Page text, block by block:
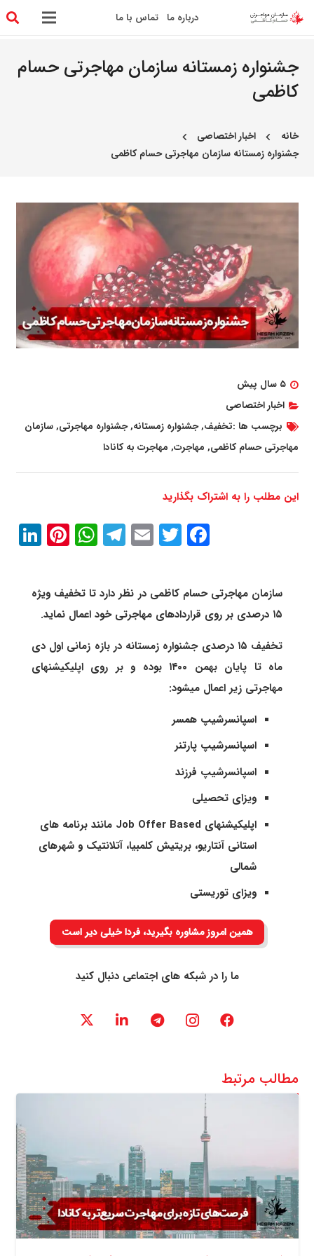
درباره ما تماس با ما
جشنواره زمستانه سازمان مهاجرتی حسام
کاظمی
خانه chevron_left اخبار اختصاصی chevron_left
جشنواره زمستانه سازمان مهاجرتی حسام کاظمی
۵ سال پیش
اخبار اختصاصی
برچسب ها :تخفیف,جشنواره زمستانه,جشنواره مهاجرتی,سازمان
مهاجرتی حسام کاظمی, مهاجرت, مهاجرت به کانادا
این مطلب را به اشتراک بگذارید
Facebook
Twitter
Email
Telegram
سازمان مهاجرتی حسام کاظمی در نظر دارد تا تخفیف ویژه
۱۵ درصدی بر روی قراردادهای مهاجرتی خود اعمال نماید.
تخفیف ۱۵ درصدی جشنواره زمستانه در بازه زمانی اول دی
ماه تا پایان بهمن ۱۴۰۰ بوده و بر روی اپلیکیشنهای
مهاجرتی زیر اعمال میشود:
اسپانسرشیپ همسر
اسپانسرشیپ پارتنر
اسپانسرشیپ فرزند
ویزای تحصیلی
اپلیکیشنهای Job Offer Based مانند برنامه های
استانی آنتاریو، بریتیش کلمبیا، آتلانتیک و شهرهای
شمالی
ویزای توریستی
همین امروز مشاوره بگیرید، فردا خیلی دیر است
ما را در شبکه های اجتماعی دنبال کنید
مطالب مرتبط